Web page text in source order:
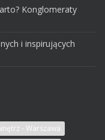
Konglomeraty
i inspirujących
- Warszawa